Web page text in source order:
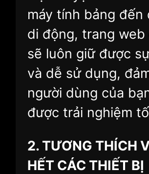
máy tính bảng đến
di động, trang web
sẽ luôn giữ được
và dễ sử dụng,
người dùng của
được trải nghiệm
2. TƯƠNG THÍCH
HẾT CÁC THIẾT BỊ